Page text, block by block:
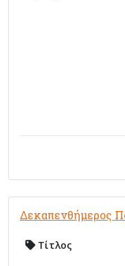
Δεκαπενθήμερος
Τίτλος